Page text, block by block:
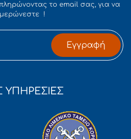
το email σας, για να
!
Εγγραφή
ΥΠΗΡΕΣΙΕΣ